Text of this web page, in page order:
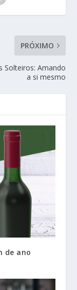
PRÓXIMO
Solteiros: Amando
a si mesmo
de ano